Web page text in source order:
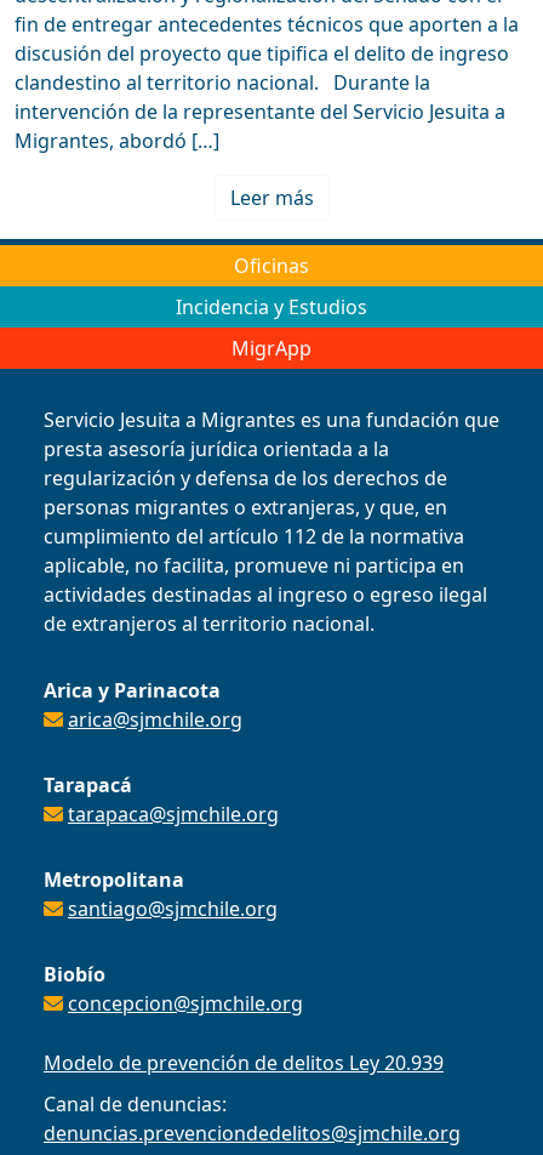
fin de entregar antecedentes técnicos que aporten a la
discusión del proyecto que tipifica el delito de ingreso
clandestino al territorio nacional. Durante la
intervención de la representante del Servicio Jesuita a
Migrantes, abordó […]
Leer más
Oficinas
Incidencia y Estudios
MigrApp
Servicio Jesuita a Migrantes es una fundación que
presta asesoría jurídica orientada a la
regularización y defensa de los derechos de
personas migrantes o extranjeras, y que, en
cumplimiento del artículo 112 de la normativa
aplicable, no facilita, promueve ni participa en
actividades destinadas al ingreso o egreso ilegal
de extranjeros al territorio nacional.
Arica y Parinacota
arica@sjmchile.org
Tarapacá
tarapaca@sjmchile.org
Metropolitana
santiago@sjmchile.org
Biobío
concepcion@sjmchile.org
Modelo de prevención de delitos Ley 20.939
Canal de denuncias:
denuncias.prevenciondedelitos@sjmchile.org